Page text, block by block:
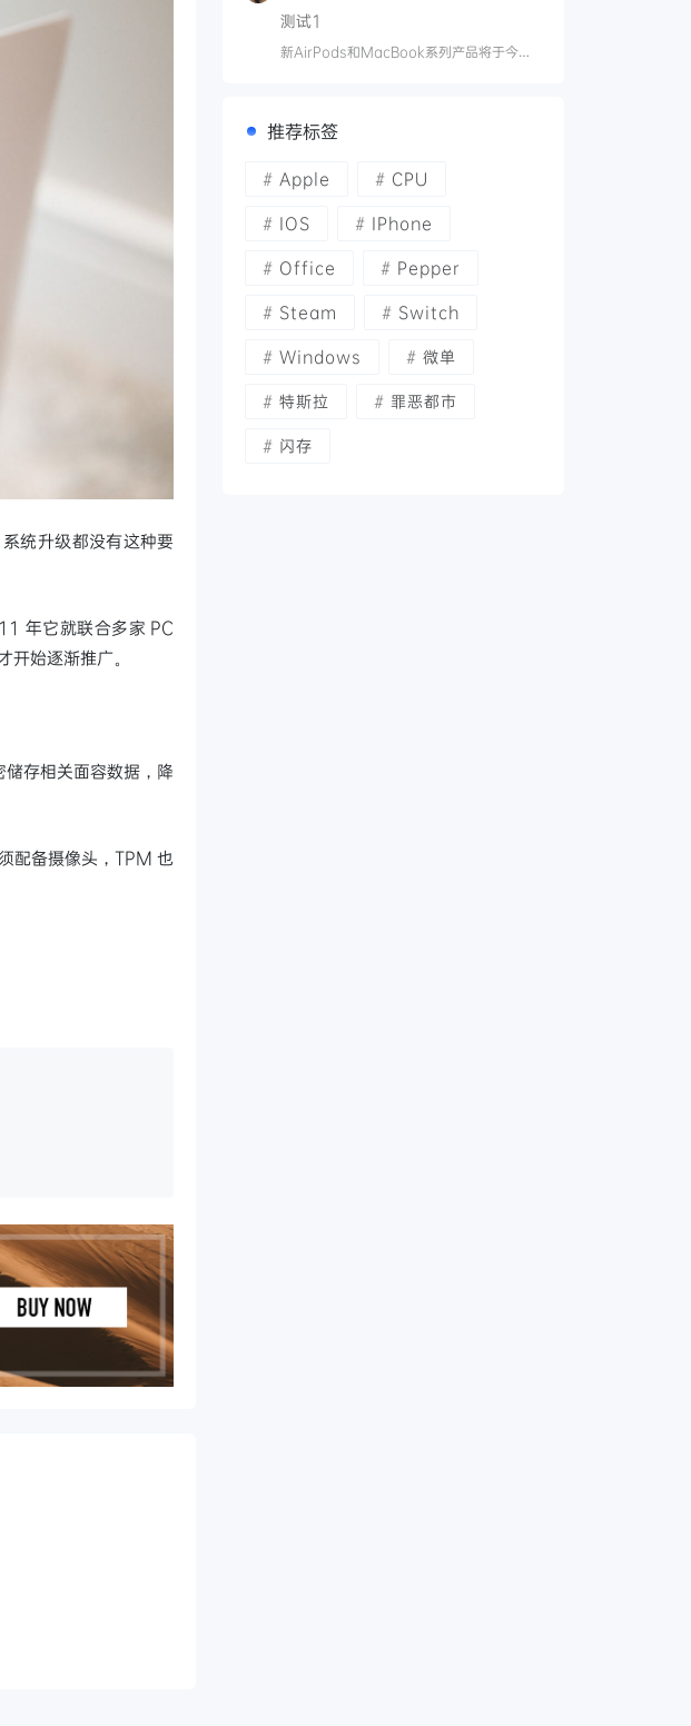
统升级都没有这种要
年它就联合多家 PC
始逐渐推广。
存相关面容数据，降
配备摄像头，TPM 也
测试1
新AirPods和MacBook系列产品将于今年
推荐标签
Apple CPU
IOS IPhone
Office Pepper
Steam Switch
Windows 微单
特斯拉 罪恶都市
闪存